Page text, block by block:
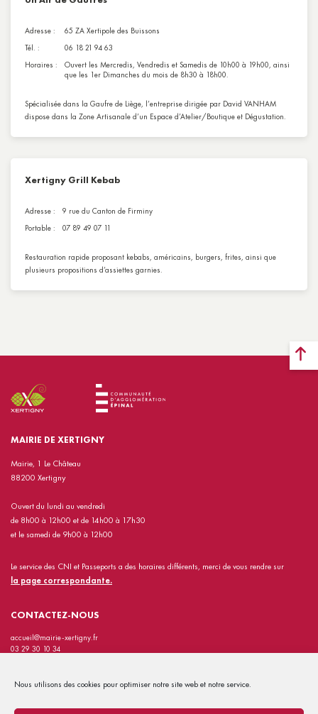
Nous utilisons des cookies pour optimiser notre site web et notre service.
Adresse :
65 ZA Xertipole des Buissons
Tél. :
06 18 21 94 63
Horaires :
Ouvert les Mercredis, Vendredis et Samedis de 10h00 à 19h00, ainsi
que les 1er Dimanches du mois de 8h30 à 18h00.
Spécialisée dans la Gaufre de Liège, l’entreprise dirigée par David VANHAM
dispose dans la Zone Artisanale d’un Espace d’Atelier/Boutique et Dégustation.
Xertigny Grill Kebab
Adresse :
9 rue du Canton de Firminy
Portable :
07 89 49 07 11
Restauration rapide proposant kebabs, américains, burgers, frites, ainsi que
plusieurs propositions d’assiettes garnies.
MAIRIE DE XERTIGNY
Mairie, 1 Le Château
88200 Xertigny
Ouvert du lundi au vendredi
de 8h00 à 12h00 et de 14h00 à 17h30
et le samedi de 9h00 à 12h00
Le service des CNI et Passeports a des horaires différents, merci de vous rendre sur
la page correspondante.
CONTACTEZ-NOUS
accueil@mairie-xertigny.fr
03 29 30 10 34
INFORMATIONS PRATIQUES